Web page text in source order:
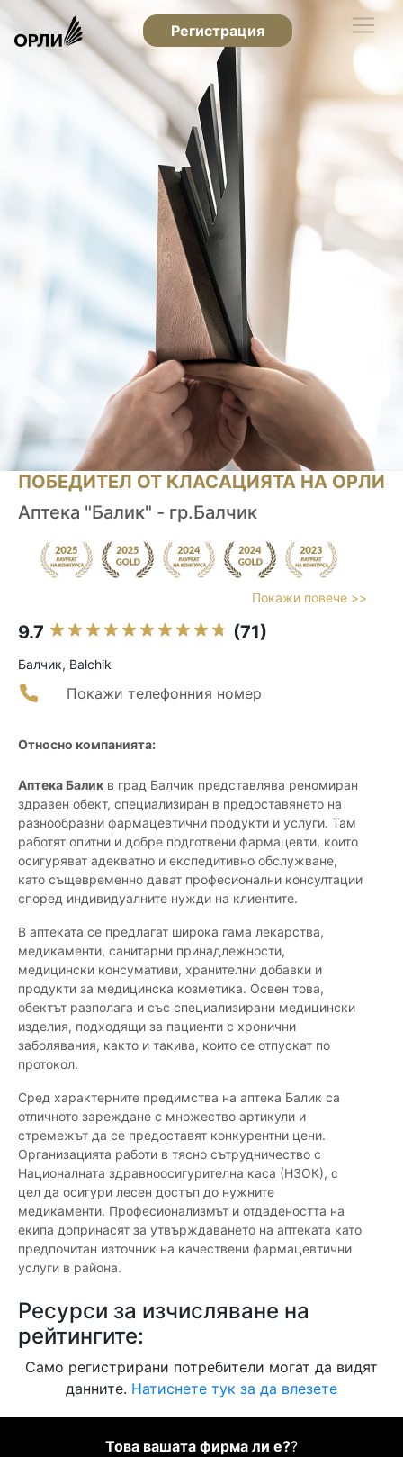
Регистрация
ПОБЕДИТЕЛ ОТ КЛАСАЦИЯТА НА ОРЛИ
Аптека "Балик" - гр.Балчик
Покажи повече >>
9.7 (71)
Балчик, Balchik
Покажи телефонния номер
Относно компанията:
Аптека Балик в град Балчик представлява реномиран
здравен обект, специализиран в предоставянето на
разнообразни фармацевтични продукти и услуги. Там
работят опитни и добре подготвени фармацевти, които
осигуряват адекватно и експедитивно обслужване,
като същевременно дават професионални консултации
според индивидуалните нужди на клиентите.
В аптеката се предлагат широка гама лекарства,
медикаменти, санитарни принадлежности,
медицински консумативи, хранителни добавки и
продукти за медицинска козметика. Освен това,
обектът разполага и със специализирани медицински
изделия, подходящи за пациенти с хронични
заболявания, както и такива, които се отпускат по
протокол.
Сред характерните предимства на аптека Балик са
отличното зареждане с множество артикули и
стремежът да се предоставят конкурентни цени.
Организацията работи в тясно сътрудничество с
Националната здравноосигурителна каса (НЗОК), с
цел да осигури лесен достъп до нужните
медикаменти. Професионализмът и отдадеността на
екипа допринасят за утвърждаването на аптеката като
предпочитан източник на качествени фармацевтични
услуги в района.
Ресурси за изчисляване на
рейтингите:
Само регистрирани потребители могат да видят
данните. Натиснете тук за да влезете
Това вашата фирма ли е??